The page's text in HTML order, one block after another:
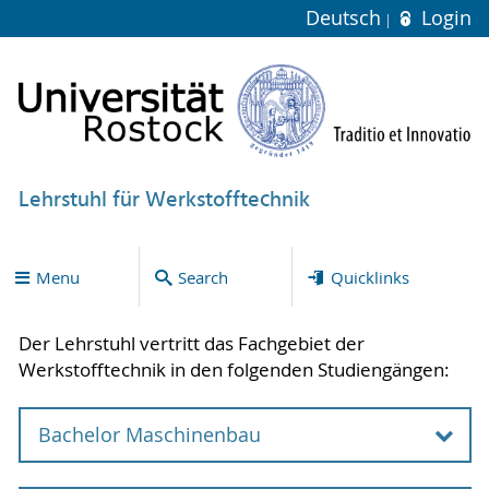
Deutsch Login
Lehrstuhl für Werkstofftechnik
Menu Search Quicklinks
Der Lehrstuhl vertritt das Fachgebiet der
Werkstofftechnik in den folgenden Studiengängen:
Bachelor Maschinenbau